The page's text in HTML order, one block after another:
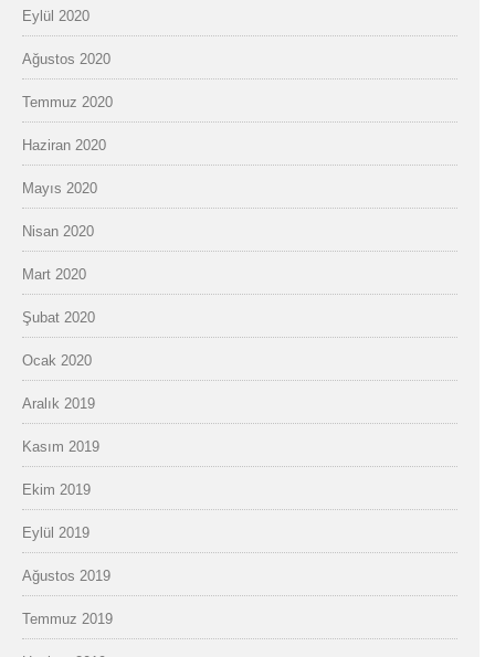
Eylül 2020
Ağustos 2020
Temmuz 2020
Haziran 2020
Mayıs 2020
Nisan 2020
Mart 2020
Şubat 2020
Ocak 2020
Aralık 2019
Kasım 2019
Ekim 2019
Eylül 2019
Ağustos 2019
Temmuz 2019